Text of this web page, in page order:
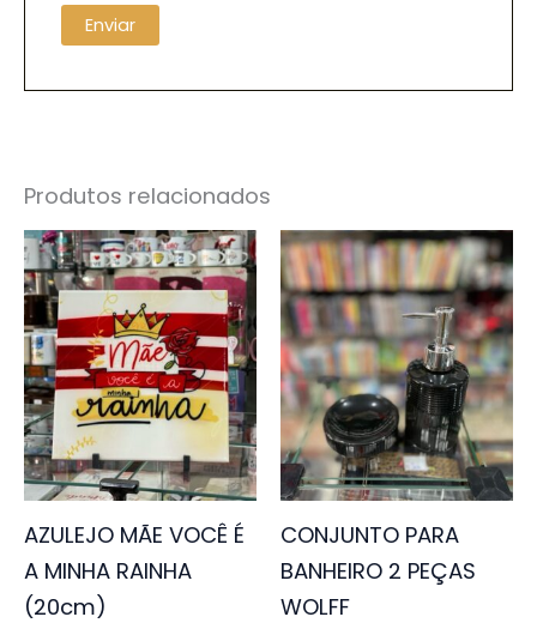
Produtos relacionados
AZULEJO MÃE VOCÊ É
A MINHA RAINHA
(20cm)
CONJUNTO PARA
BANHEIRO 2 PEÇAS
WOLFF